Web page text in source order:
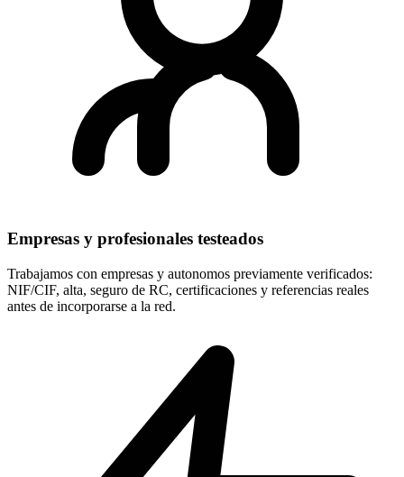
Empresas y profesionales testeados
Trabajamos con empresas y autonomos previamente verificados:
NIF/CIF, alta, seguro de RC, certificaciones y referencias reales
antes de incorporarse a la red.